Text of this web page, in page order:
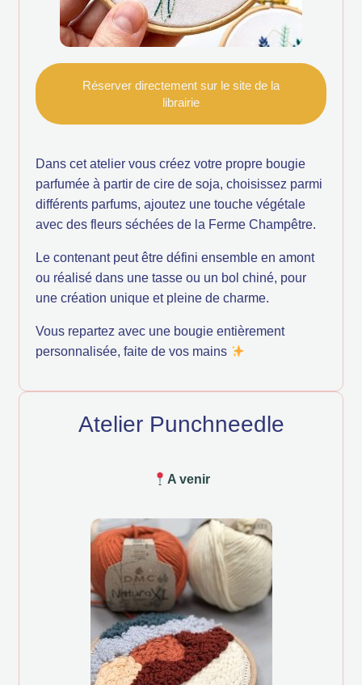
Réserver directement sur le site de la
librairie
Dans cet atelier vous créez votre propre bougie
parfumée à partir de cire de soja, choisissez parmi
différents parfums, ajoutez une touche végétale
avec des fleurs séchées de la Ferme Champêtre.
Le contenant peut être défini ensemble en amont
ou réalisé dans une tasse ou un bol chiné, pour
une création unique et pleine de charme.
Vous repartez avec une bougie entièrement
personnalisée, faite de vos mains
Atelier Punchneedle
A venir